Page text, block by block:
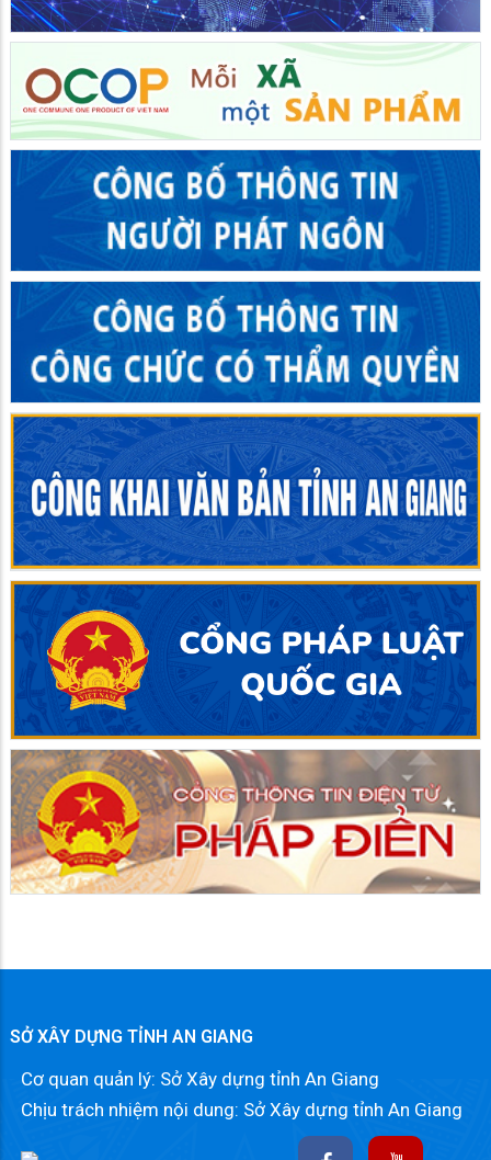
SỞ XÂY DỰNG TỈNH AN GIANG
Cơ quan quản lý: Sở Xây dựng tỉnh An Giang
Chịu trách nhiệm nội dung: Sở Xây dựng tỉnh An Giang